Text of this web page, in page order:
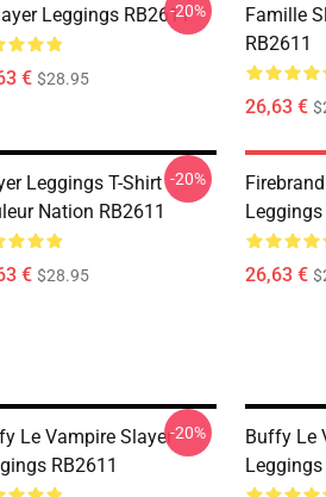
Leggings RB2611
€ $28.95
-20%
Famille
RB2611
26,63 €
Leggings T-Shirt
Nation RB2611
€ $28.95
-20%
Leggings
26,63 €
Le Vampire Slayer
RB2611
-20%
Buffy Le
Leggings